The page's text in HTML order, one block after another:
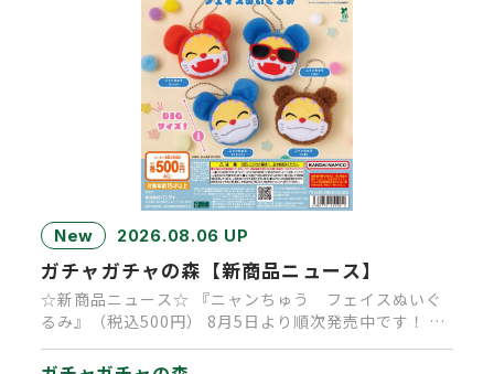
New 2026.08.06 UP
ガチャガチャの森【新商品ニュース】
☆新商品ニュース☆ 『ニャンちゅう フェイスぬいぐ
るみ』（税込500円） 8月5日より順次発売中です！ 大
人気キャラクタ…